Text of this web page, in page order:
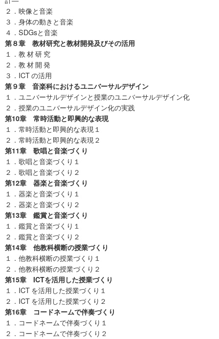
２．映像と音楽
３．身体の動きと音楽
４．SDGsと音楽
第８章 教材研究と教材開発及びその活用
１．教 材 研 究
２．教 材 開 発
３．ICT の活用
第９章 音楽科におけるユニバーサルデザイン
１．ユニバーサルデザインと授業のユニバーサルデザイン化
２．授業のユニバーサルデザイン化の実践
第10章 常時活動と即興的な表現
１．常時活動と即興的な表現１
２．常時活動と即興的な表現２
第11章 歌唱と音楽づくり
１．歌唱と音楽づくり１
２．歌唱と音楽づくり２
第12章 器楽と音楽づくり
１．器楽と音楽づくり１
２．器楽と音楽づくり２
第13章 鑑賞と音楽づくり
１．鑑賞と音楽づくり１
２．鑑賞と音楽づくり２
第14章 他教科横断の授業づくり
１．他教科横断の授業づくり１
２．他教科横断の授業づくり２
第15章 ICTを活用した授業づくり
１．ICT を活用した授業づくり１
２．ICT を活用した授業づくり２
第16章 コードネームで伴奏づくり
１．コードネームで伴奏づくり１
２．コードネームで伴奏づくり２